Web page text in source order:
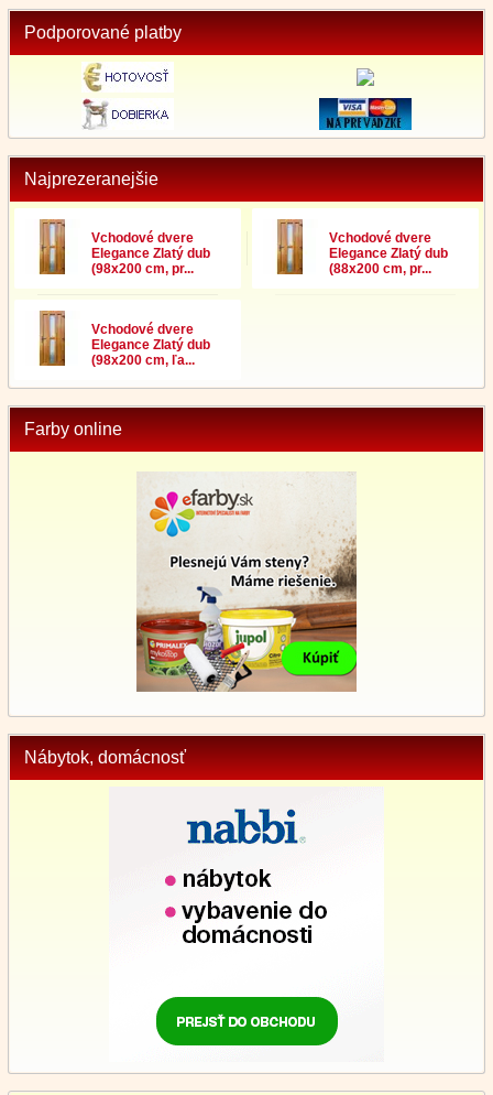
Podporované platby
Najprezeranejšie
Vchodové dvere
Elegance Zlatý dub
(98x200 cm, pr...
Vchodové dvere
Elegance Zlatý dub
(88x200 cm, pr...
Vchodové dvere
Elegance Zlatý dub
(98x200 cm, ľa...
Farby online
Nábytok, domácnosť